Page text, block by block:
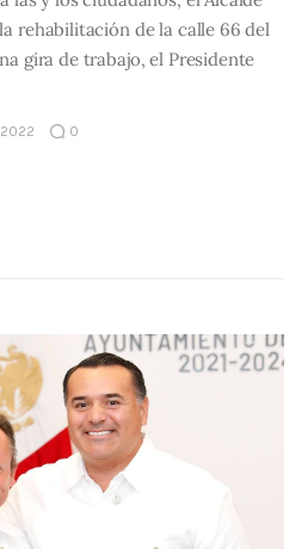
rehabilitación de la calle 66 del
gira de trabajo, el Presidente
2022 0